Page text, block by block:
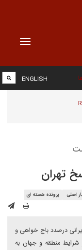
Toggle
ENGLISH
تهران
اصلی پرونده هسته ای
درصدد باج خواهی و
منطقه و جهان به